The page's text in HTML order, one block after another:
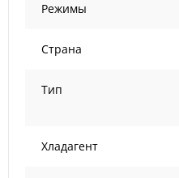
Режимы
Страна
Тип
Хладагент